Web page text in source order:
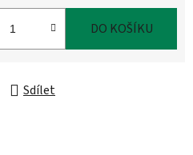
DO KOŠÍKU
Sdílet